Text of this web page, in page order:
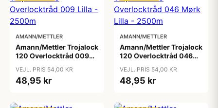
AMANN/METTLER
Amann/Mettler Trojalock
120 Overlocktråd 009
VEJL. PRIS 54,00 KR
48,95 kr
AMANN/METTLER
Amann/Mettler Trojalock
120 Overlocktråd 046
VEJL. PRIS 54,00 KR
48,95 kr